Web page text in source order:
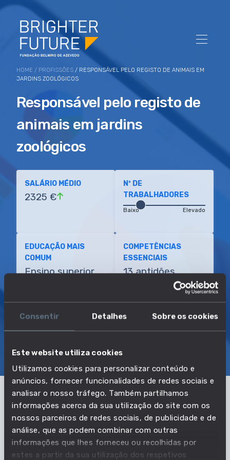
Consentir Detalhes Sobre os cookies
Este website utiliza cookies
Utilizamos cookies para personalizar conteúdo e
anúncios, fornecer funcionalidades de redes sociais e
analisar o nosso tráfego. Também partilhamos
informações acerca da sua utilização do site com os
nossos parceiros de redes sociais, de publicidade e de
análise, que as podem combinar com outras
informações que lhes forneceu ou recolhidas por
estes a partir da sua utilização dos respetivos
HOME / PROFISSÕES / RESPONSÁVEL PELO REGISTO DE ANIMAIS EM
JARDINS ZOOLÓGICOS
Responsável pelo registo de
animais em jardins
zoológicos
SALÁRIO MÉDIO
2325 €
Nº DE
TRABALHADORES
Baixo Elevado
EDUCAÇÃO MAIS
COMUM
Ensino superior
COMPETÊNCIAS
ESSENCIAIS
13 aptidões
conhecimento
EDUCAÇÃO E COMPETÊNCIAS
TRANSIÇÕES
O que precisas para exercer esta
profissão?
Com base no nível de educação mais comum dos